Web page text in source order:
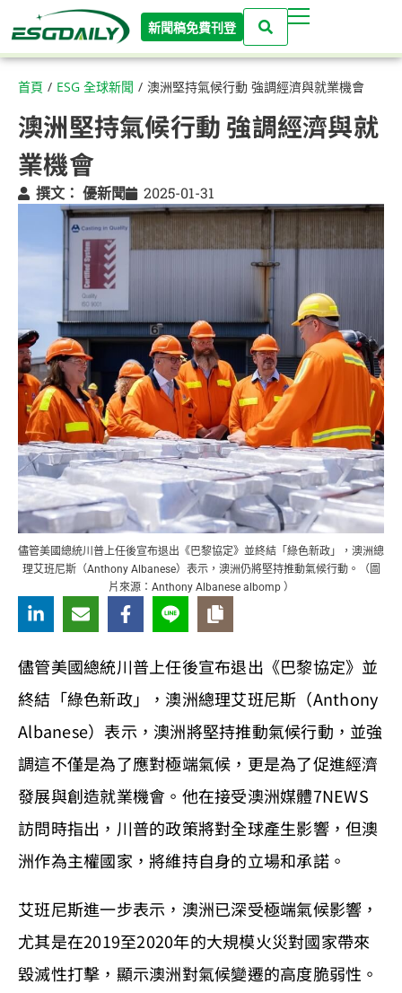
新聞稿免費刊登
首頁 / ESG 全球新聞 / 澳洲堅持氣候行動 強調經濟與就業機會
澳洲堅持氣候行動 強調經濟與就
業機會
撰文： 優新聞 2025-01-31
儘管美國總統川普上任後宣布退出《巴黎協定》並終結「綠色新政」，澳洲總
理艾班尼斯（Anthony Albanese）表示，澳洲仍將堅持推動氣候行動。（圖
片來源：Anthony Albanese albomp ）
儘管美國總統川普上任後宣布退出《巴黎協定》並
終結「綠色新政」，澳洲總理艾班尼斯（Anthony
Albanese）表示，澳洲將堅持推動氣候行動，並強
調這不僅是為了應對極端氣候，更是為了促進經濟
發展與創造就業機會。他在接受澳洲媒體7NEWS
訪問時指出，川普的政策將對全球產生影響，但澳
洲作為主權國家，將維持自身的立場和承諾。
艾班尼斯進一步表示，澳洲已深受極端氣候影響，
尤其是在2019至2020年的大規模火災對國家帶來
毀滅性打擊，顯示澳洲對氣候變遷的高度脆弱性。